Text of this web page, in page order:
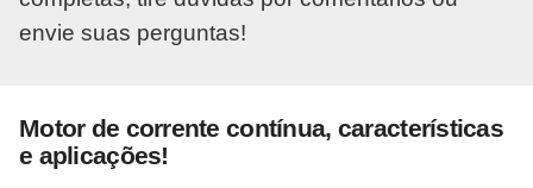
envie suas perguntas!
Motor de corrente contínua, características
e aplicações!
t
r
o